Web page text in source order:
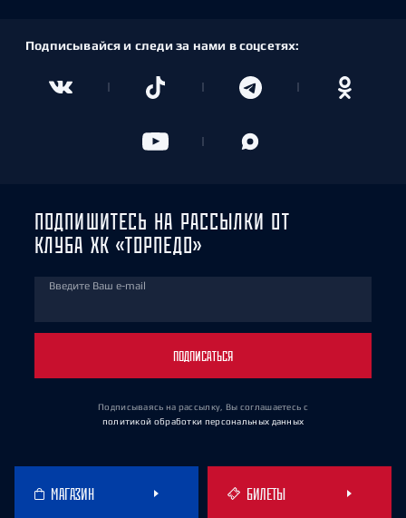
Подписывайся и следи за нами в соцсетях:
ПОДПИШИТЕСЬ НА РАССЫЛКИ ОТ
КЛУБА ХК «ТОРПЕДО»
Введите Ваш e-mail
ПОДПИСАТЬСЯ
Подписываясь на рассылку, Вы соглашаетесь с
политикой обработки персональных данных
МАГАЗИН БИЛЕТЫ